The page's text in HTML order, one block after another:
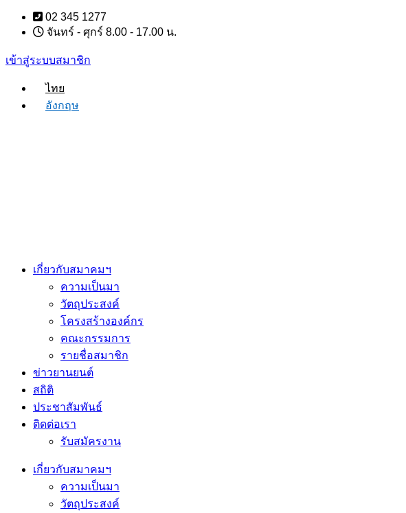
Skip
content
02 345 1277
จันทร์ - ศุกร์ 8.00 - 17.00 น.
เข้าสู่ระบบสมาชิก
ไทย
อังกฤษ
เกี่ยวกับสมาคมฯ
ความเป็นมา
วัตถุประสงค์
โครงสร้างองค์กร
คณะกรรมการ
รายชื่อสมาชิก
ข่าวยานยนต์
สถิติ
ประชาสัมพันธ์
ติดต่อเรา
รับสมัครงาน
เกี่ยวกับสมาคมฯ
ความเป็นมา
วัตถุประสงค์